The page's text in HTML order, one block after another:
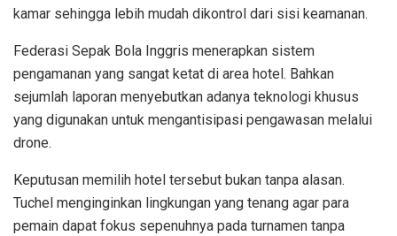
kamar sehingga lebih mudah dikontrol dari sisi keamanan.
Federasi Sepak Bola Inggris menerapkan sistem
pengamanan yang sangat ketat di area hotel. Bahkan
sejumlah laporan menyebutkan adanya teknologi khusus
yang digunakan untuk mengantisipasi pengawasan melalui
drone.
Keputusan memilih hotel tersebut bukan tanpa alasan.
Tuchel menginginkan lingkungan yang tenang agar para
pemain dapat fokus sepenuhnya pada turnamen tanpa